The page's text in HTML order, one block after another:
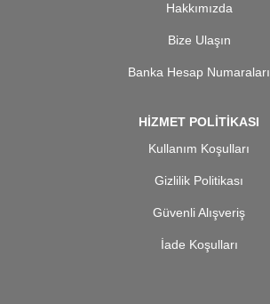
Hakkımızda
Bize Ulaşın
Banka Hesap Numaraları
HİZMET POLİTİKASI
Kullanım Koşulları
Gizlilik Politikası
Güvenli Alışveriş
İade Koşulları